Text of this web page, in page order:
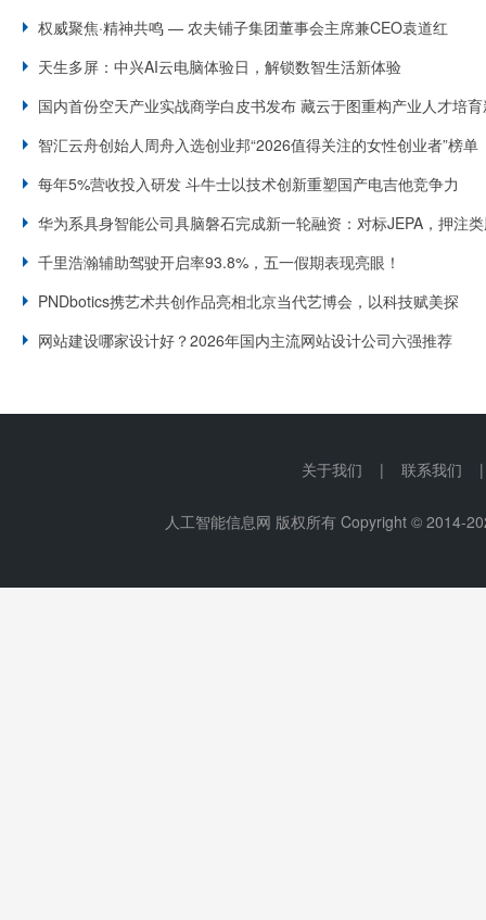
权威聚焦·精神共鸣 — 农夫铺子集团董事会主席兼CEO袁道红
天生多屏：中兴AI云电脑体验日，解锁数智生活新体验
国内首份空天产业实战商学白皮书发布 藏云于图重构产业人才培
智汇云舟创始人周舟入选创业邦“2026值得关注的女性创业者”榜单
每年5%营收投入研发 斗牛士以技术创新重塑国产电吉他竞争力
华为系具身智能公司具脑磐石完成新一轮融资：对标JEPA，押注
千里浩瀚辅助驾驶开启率93.8%，五一假期表现亮眼！
PNDbotics携艺术共创作品亮相北京当代艺博会，以科技赋美探
网站建设哪家设计好？2026年国内主流网站设计公司六强推荐
关于我们 | 联系我
人工智能信息网 版权所有 Copyright © 2014-